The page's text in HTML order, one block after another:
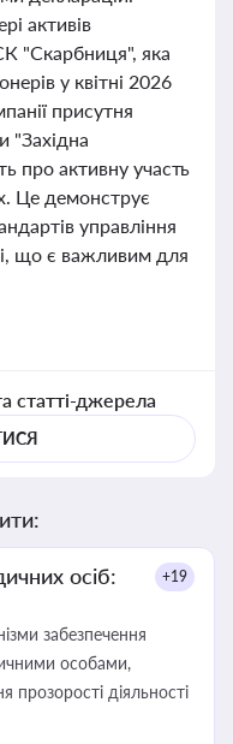
активів
"Скарбниця", яка
у квітні 2026
присутня
"Західна
про активну участь
Це демонструє
управління
що є важливим для
статті-джерела
осіб:
+19
забезпечення
особами,
прозорості діяльності